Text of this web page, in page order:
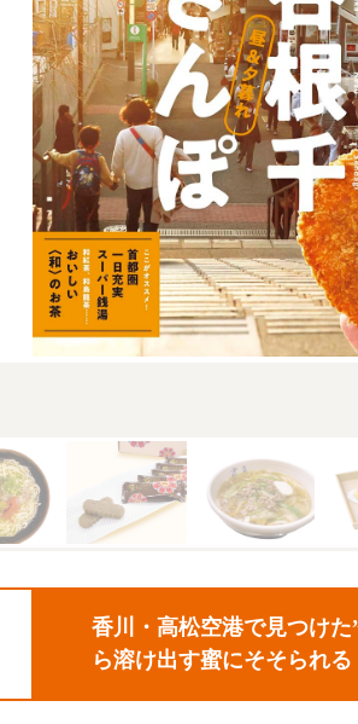
香川・高松空港で見つけ
ら溶け出す蜜にそそられる